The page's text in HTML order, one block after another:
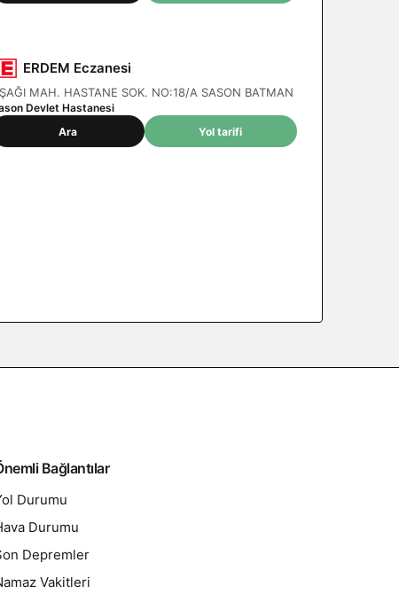
ERDEM Eczanesi
MAH. HASTANE SOK. NO:18/A SASON BATMAN
Devlet Hastanesi
Ara
Yol tarifi
Bağlantılar
Durumu
Durumu
Depremler
Vakitleri